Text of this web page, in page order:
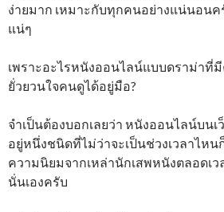
ง่ายมาก เหมาะกับทุกคนอย่างแน่นอนค
แน่ๆ
เพราะอะไรหนังออนไลน์แบบดราม่าที่
ยั่วยวนใจคนดูได้อยู่มือ?
จำเป็นต้องบอกเลยว่า หนังออนไลน์บน
อยู่หนึ่งชนิดที่ไม่ว่าจะเป็นช่วงเวลาไหน
ความนิยมจากเหล่านักเสพหนังตลอดเ
นั่นเองครับ